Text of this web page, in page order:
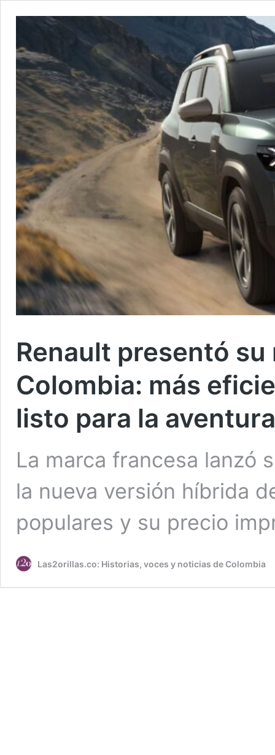
Renault presentó
Colombia: más
listo para la aventura
La marca francesa lanzó
la nueva versión híbrida
populares y su precio
Las2orillas.co: Historias, voces y noticias de Colombia